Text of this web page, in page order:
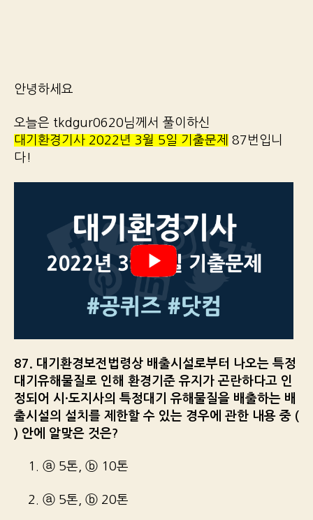
안녕하세요
오늘은 tkdgur0620님께서 풀이하신
대기환경기사 2022년 3월 5일 기출문제
87번입니
다!
87. 대기환경보전법령상 배출시설로부터 나오는 특정
대기유해물질로 인해 환경기준 유지가 곤란하다고 인
정되어 시·도지사의 특정대기 유해물질을 배출하는 배
출시설의 설치를 제한할 수 있는 경우에 관한 내용 중 (
) 안에 알맞은 것은?
1. ⓐ 5톤, ⓑ 10톤
2. ⓐ 5톤, ⓑ 20톤